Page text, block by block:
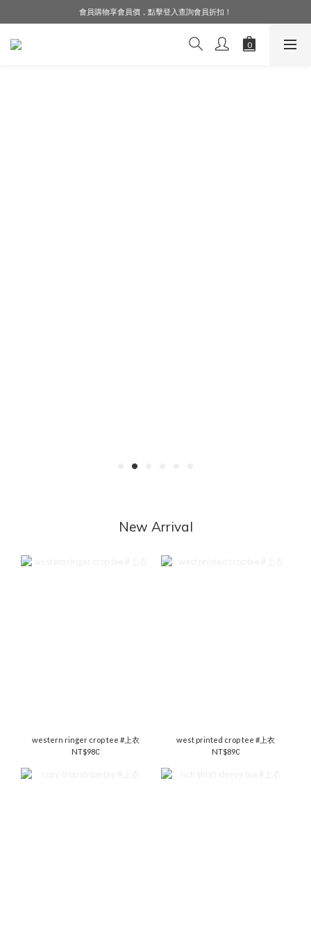
LINE好友募集中，加入就送購物金$50！
會員購物享會員價，點擊登入查詢會員折扣！
LINE好友募集中，加入就送購物金$50！
New Arrival
western ringer crop tee #上衣
NT$980
west printed crop tee #上衣
NT$890